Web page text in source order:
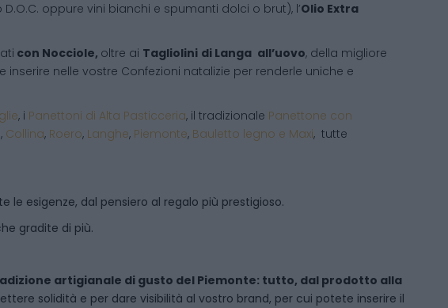
D.O.C. oppure vini bianchi e spumanti dolci o brut), l’Olio Extra
con Nocciole, oltre ai Tagliolini di Langa all’uovo, della migliore
nelle vostre Confezioni natalizie per renderle uniche e
, i Panettoni di Alta Pasticceria, il tradizionale Panettone con
, Collina, Roero, Langhe, Piemonte, Bauletto legno e Maxi, tutte
esigenze, dal pensiero al regalo più prestigioso.
gradite di più.
artigianale di gusto del Piemonte: tutto, dal prodotto alla
solidità e per dare visibilità al vostro brand, per cui potete inserire il